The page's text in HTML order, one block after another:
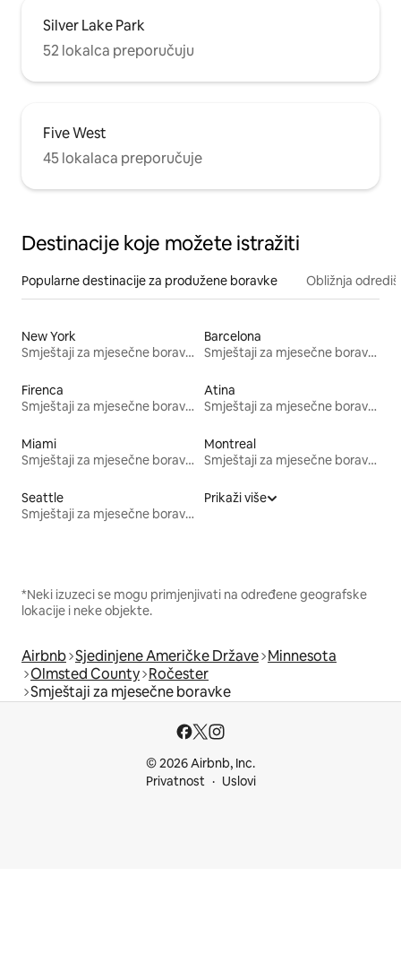
Silver Lake Park
52 lokalca preporučuju
Five West
45 lokalaca preporučuje
Destinacije koje možete istražiti
Popularne destinacije za produžene boravke Obližnja
New York
Smještaji za mjesečne boravke
Barcelona
Smještaji za mjesečne boravke
Firenca
Smještaji za mjesečne boravke
Atina
Smještaji za mjesečne boravke
Miami
Smještaji za mjesečne boravke
Montreal
Smještaji za mjesečne boravke
Seattle
Smještaji za mjesečne boravke
Prikaži više
*Neki izuzeci se mogu primjenjivati na određene geografske
lokacije i neke objekte.
Airbnb Sjedinjene Američke Države Minnesota
Olmsted County Ročester
Smještaji za mjesečne boravke
© 2026 Airbnb, Inc.
Privatnost
Uslovi